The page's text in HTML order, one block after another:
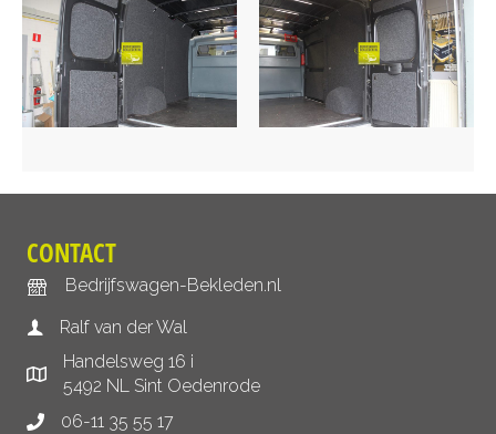
CONTACT
Bedrijfswagen-Bekleden.nl
Ralf van der Wal
Handelsweg 16 i
5492 NL Sint Oedenrode
06-11 35 55 17